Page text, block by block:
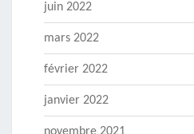
juin 2022
mars 2022
février 2022
janvier 2022